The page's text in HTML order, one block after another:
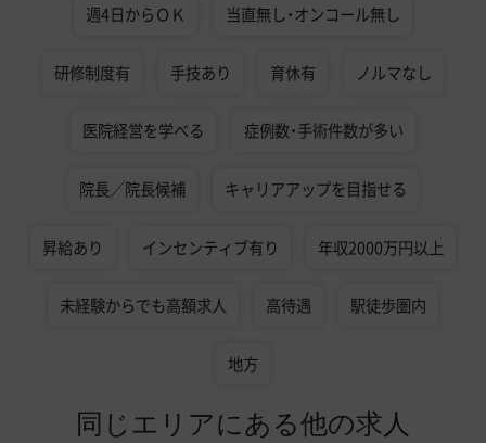
週4日からＯＫ 当直無し・オンコール無し
研修制度有 手技あり 育休有 ノルマなし
医院経営を学べる 症例数・手術件数が多い
院長／院長候補 キャリアアップを目指せる
昇給あり インセンティブ有り 年収2000万円以上
未経験からでも高額求人 高待遇 駅徒歩圏内
地方
同じエリアにある他の求人